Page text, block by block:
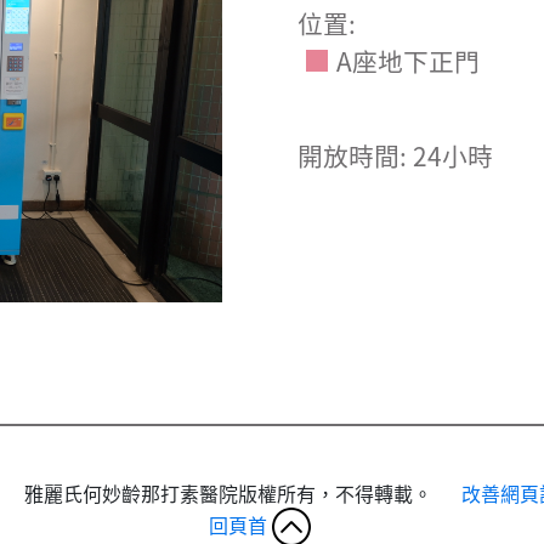
位置:
A座地下正門
開放時間: 24小時
麗氏何妙齡那打素醫院版權所有，不得轉載。 改善網
回頁首